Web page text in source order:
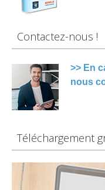
Contactez-nous !
>> En
nous
Téléchargement